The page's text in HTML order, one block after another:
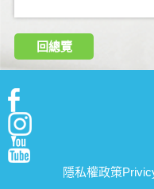
回總覽
隱私權政策